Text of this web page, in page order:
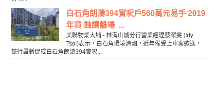
白石角朗濤394實呎戶560萬元易手 2019
年貨 蝕讓離場 ...
美聯物業大埔 - 林海山城分行營業經理蔡潔雯 (Idy
Tsoi)表示，白石角環境清幽，近年備受上車客歡迎，
該行最新促成白石角朗濤394實呎...